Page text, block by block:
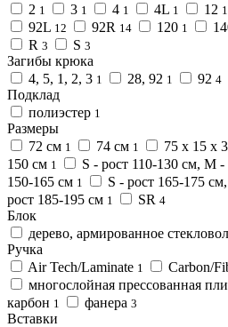
2 1 3 1 4 1 4L 1 12 1
92L 12 92R 14 120 1
R 3 S 3
Загибы крюка
4, 5, 1, 2, 3 1 28, 92 1 92 4
Подклад
полиэстер 1
Размеры
72 см 1 74 см 1 75 х 15 х
150 см 1
S - рост 110-130 см, M
150-165 см 1
S - рост 165-175
рост 185-195 см 1 SR 4
Блок
дерево, армированное
Ручка
Air Tech/Laminate 1 Carbon/
многослойная прессованная
карбон 1 фанера 3
Вставки